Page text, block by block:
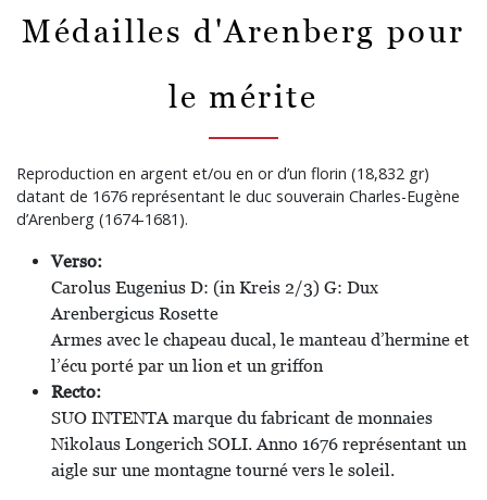
Médailles d'Arenberg pour
le mérite
Reproduction en argent et/ou en or d’un florin (18,832 gr)
datant de 1676 représentant le duc souverain Charles-Eugène
d’Arenberg (1674-1681).
Verso:
Carolus Eugenius D: (in Kreis 2/3) G: Dux
Arenbergicus Rosette
Armes avec le chapeau ducal, le manteau d’hermine et
l’écu porté par un lion et un griffon
Recto:
SUO INTENTA marque du fabricant de monnaies
Nikolaus Longerich SOLI. Anno 1676 représentant un
aigle sur une montagne tourné vers le soleil.